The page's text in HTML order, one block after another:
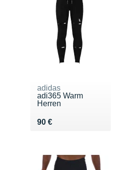
adidas
adi365 Warm
Herren
90 €
Vendu 90 €